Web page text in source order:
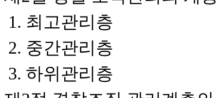
1. 최고관리층
2. 중간관리층
3. 하위관리층